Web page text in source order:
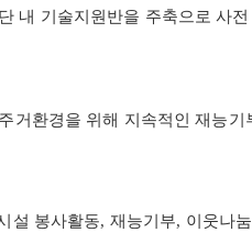
내 기술지원반을 주축으로 사
거환경을 위해 지속적인 재능기
설 봉사활동, 재능기부, 이웃나